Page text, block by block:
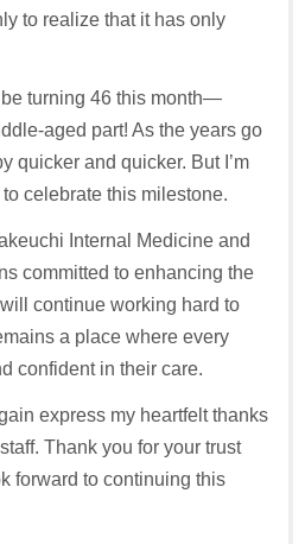
to realize that it has only
be turning 46 this month—
aged part! As the years go
quicker and quicker. But I’m
celebrate this milestone.
Internal Medicine and
committed to enhancing the
continue working hard to
a place where every
confident in their care.
express my heartfelt thanks
Thank you for your trust
forward to continuing this